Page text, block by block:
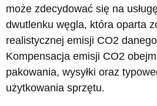
może zdecydować się na
dwutlenku węgla, która oparta
realistycznej emisji CO2
Kompensacja emisji CO2
pakowania, wysyłki oraz
użytkowania sprzętu.